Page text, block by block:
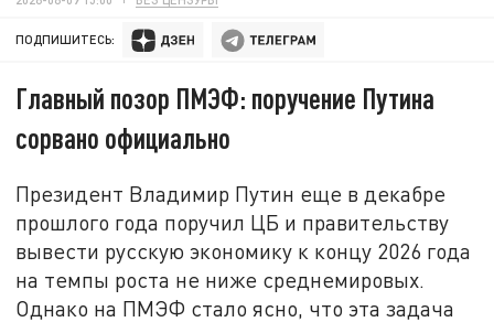
ПОДПИШИТЕСЬ:
Главный позор ПМЭФ: поручение Путина
сорвано официально
Президент Владимир Путин еще в декабре
прошлого года поручил ЦБ и правительству
вывести русскую экономику к концу 2026 года
на темпы роста не ниже среднемировых.
Однако на ПМЭФ стало ясно, что эта задача